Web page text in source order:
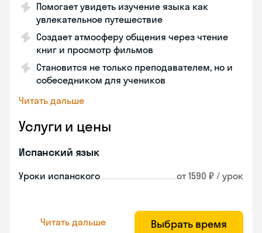
Помогает увидеть изучение языка как
увлекательное путешествие
Создает атмосферу общения через чтение
книг и просмотр фильмов
Становится не только преподавателем, но и
собеседником для учеников
Читать дальше
Услуги и цены
Испанский язык
Уроки испанского от 1590 ₽ / урок
Читать дальше Выбрать время